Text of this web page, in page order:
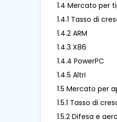
1.4 Mercato per
1.4.1 Tasso di
1.4.2 ARM
1.4.3 X86
1.4.4 PowerPC
1.4.5 Altri
1.5 Mercato per
1.5.1 Tasso di
1.5.2 Difesa e